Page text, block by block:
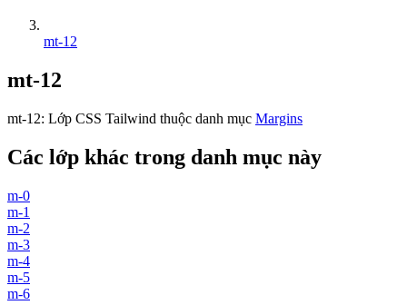
mt-12
mt-12
mt-12: Lớp CSS Tailwind thuộc danh mục Margins
Các lớp khác trong danh mục này
m-0
m-1
m-2
m-3
m-4
m-5
m-6